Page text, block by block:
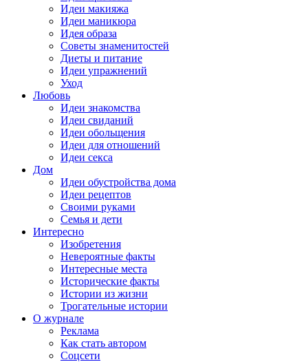
Идеи макияжа
Идеи маникюра
Идея образа
Советы знаменитостей
Диеты и питание
Идеи упражнений
Уход
Любовь
Идеи знакомства
Идеи свиданий
Идеи обольщения
Идеи для отношений
Идеи секса
Дом
Идеи обустройства дома
Идеи рецептов
Своими руками
Семья и дети
Интересно
Изобретения
Невероятные факты
Интересные места
Исторические факты
Истории из жизни
Трогательные истории
О журнале
Реклама
Как стать автором
Соцсети